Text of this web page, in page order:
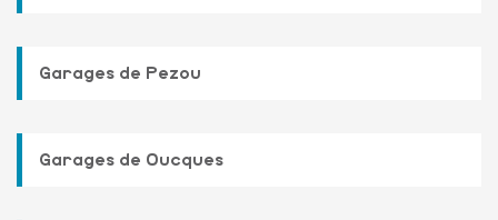
Garages de Pezou
Garages de Oucques